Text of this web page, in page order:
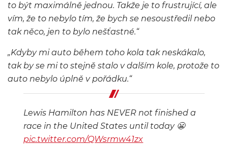
to být maximálně jednou. Takže je to frustrující, ale
vím, že to nebylo tím, že bych se nesoustředil nebo
tak něco, jen to bylo nešťastné.“
„Kdyby mi auto během toho kola tak neskákalo,
tak by se mi to stejně stalo v dalším kole, protože to
auto nebylo úplně v pořádku.“
Lewis Hamilton has NEVER not finished a
race in the United States until today 😬
pic.twitter.com/QWsrmw41zx